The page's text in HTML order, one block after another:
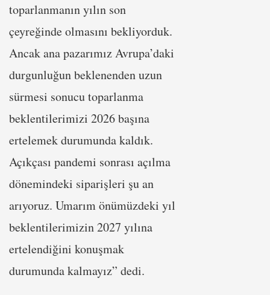
toparlanmanın yılın son
çeyreğinde olmasını bekliyorduk.
Ancak ana pazarımız Avrupa’daki
durgunluğun beklenenden uzun
sürmesi sonucu toparlanma
beklentilerimizi 2026 başına
ertelemek durumunda kaldık.
Açıkçası pandemi sonrası açılma
dönemindeki siparişleri şu an
arıyoruz. Umarım önümüzdeki yıl
beklentilerimizin 2027 yılına
ertelendiğini konuşmak
durumunda kalmayız” dedi.